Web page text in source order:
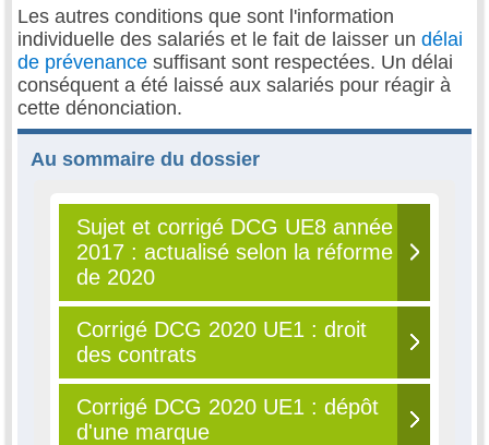
Les autres conditions que sont l'information
individuelle des salariés et le fait de laisser un délai
de prévenance suffisant sont respectées. Un délai
conséquent a été laissé aux salariés pour réagir à
cette dénonciation.
Au sommaire du dossier
Sujet et corrigé DCG UE8 année
2017 : actualisé selon la réforme
de 2020
Corrigé DCG 2020 UE1 : droit
des contrats
Corrigé DCG 2020 UE1 : dépôt
d'une marque